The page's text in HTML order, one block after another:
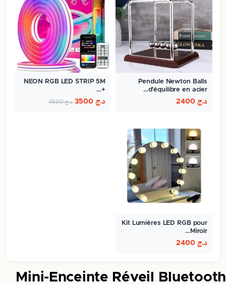
Pendule Newton Balls
d'équilibre en acier…
د.ج
NEON RGB LED STRIP 5M
+…
د.ج د.ج4500
Kit Lumières LED RGB pour
Miroir…
د.ج
Mini-Enceinte Réveil Bluetooth